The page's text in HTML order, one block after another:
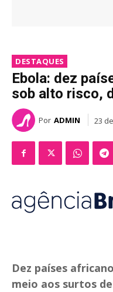
DESTAQUES
Ebola: dez
sob alto risco,
Por ADMIN 23
Dez países
meio aos surtos